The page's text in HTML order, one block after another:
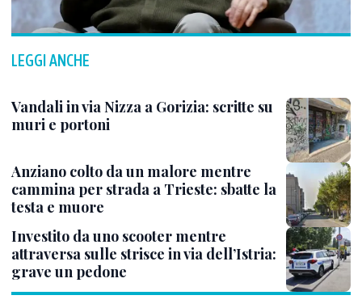
LEGGI ANCHE
Vandali in via Nizza a Gorizia: scritte su
muri e portoni
Anziano colto da un malore mentre
cammina per strada a Trieste: sbatte la
testa e muore
Investito da uno scooter mentre
attraversa sulle strisce in via dell’Istria:
grave un pedone